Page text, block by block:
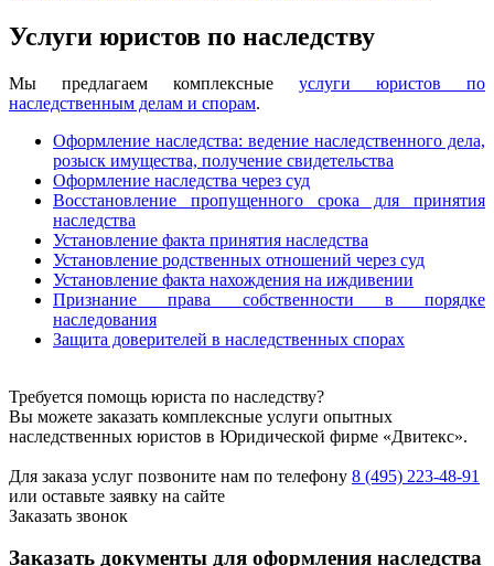
Услуги юристов по наследству
Мы предлагаем комплексные услуги юристов по
наследственным делам и спорам.
Оформление наследства: ведение наследственного дела,
розыск имущества, получение свидетельства
Оформление наследства через суд
Восстановление пропущенного срока для принятия
наследства
Установление факта принятия наследства
Установление родственных отношений через суд
Установление факта нахождения на иждивении
Признание права собственности в порядке
наследования
Защита доверителей в наследственных спорах
Требуется помощь юриста по наследству?
Вы можете заказать комплексные услуги опытных
наследственных юристов в Юридической фирме «Двитекс».
Для заказа услуг позвоните нам по телефону 8 (495) 223-48-91
или оставьте заявку на сайте
Заказать звонок
Заказать документы для оформления наследства